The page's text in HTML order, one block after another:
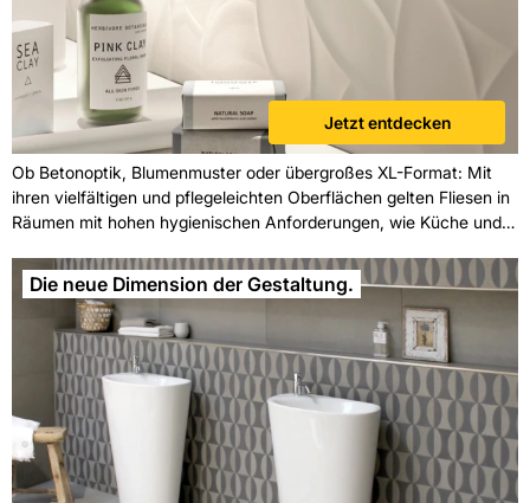
Jetzt entdecken
Ob Betonoptik, Blumenmuster oder übergroßes XL-Format: Mit
ihren vielfältigen und pflegeleichten Oberflächen gelten Fliesen in
Räumen mit hohen hygienischen Anforderungen, wie Küche und
Die neue Dimension der Gestaltung.